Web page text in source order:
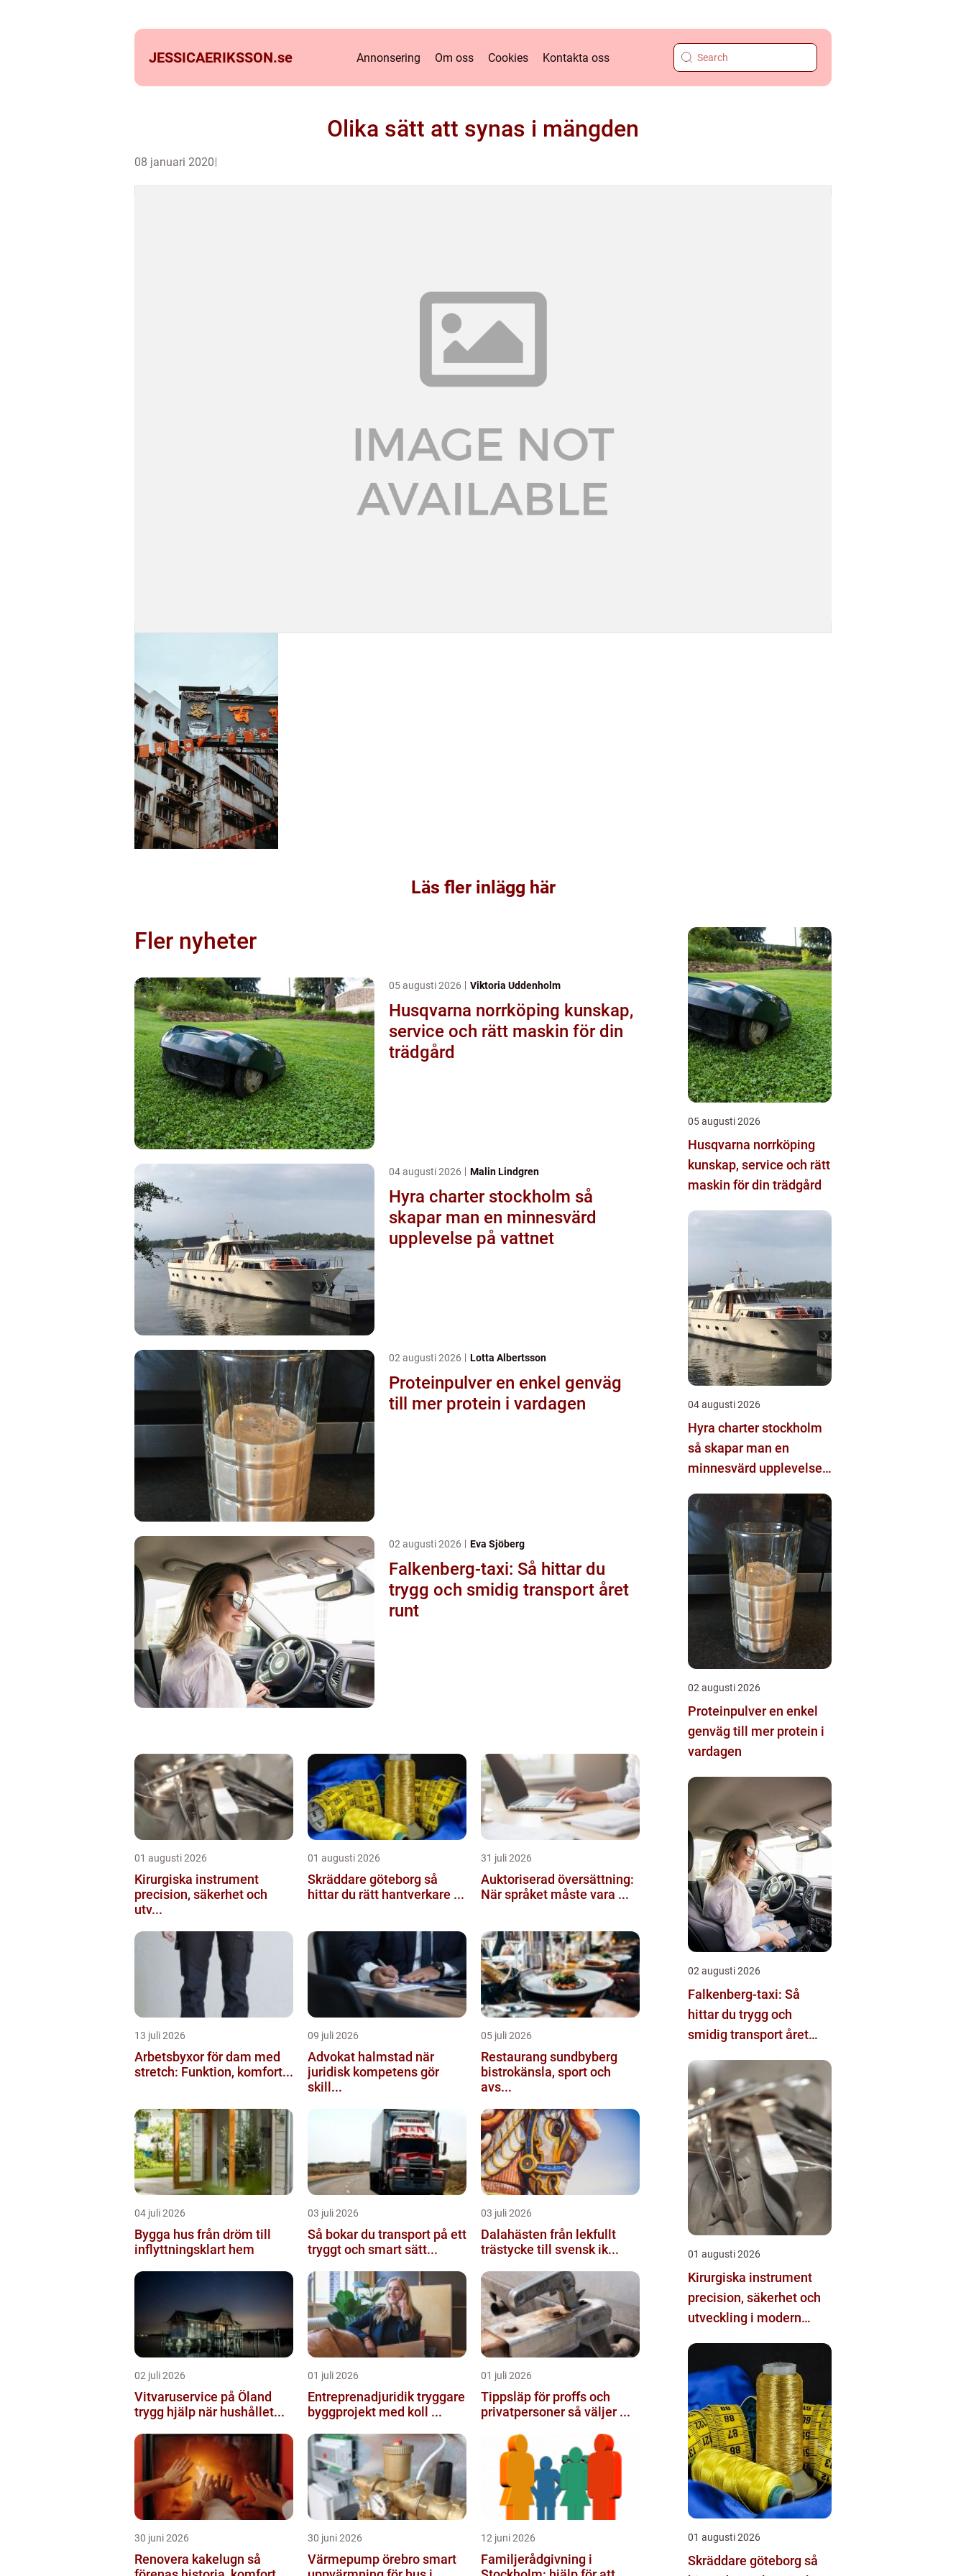
JESSICAERIKSSON.se Annonsering Om oss Cookies Kontakta oss
Olika sätt att synas i mängden
08 januari 2020
Läs fler inlägg här
Fler nyheter
05 augusti 2026 Viktoria Uddenholm
Husqvarna norrköping kunskap,
service och rätt maskin för din
trädgård
04 augusti 2026 Malin Lindgren
Hyra charter stockholm så
skapar man en minnesvärd
upplevelse på vattnet
02 augusti 2026 Lotta Albertsson
Proteinpulver en enkel genväg
till mer protein i vardagen
02 augusti 2026 Eva Sjöberg
Falkenberg-taxi: Så hittar du
trygg och smidig transport året
runt
01 augusti 2026
Kirurgiska instrument
precision, säkerhet och
utv...
01 augusti 2026
Skräddare göteborg så
hittar du rätt hantverkare ...
31 juli 2026
Auktoriserad översättning:
När språket måste vara ...
13 juli 2026
Arbetsbyxor för dam med
stretch: Funktion, komfort...
09 juli 2026
Advokat halmstad när
juridisk kompetens gör
skill...
05 juli 2026
Restaurang sundbyberg
bistrokänsla, sport och
avs...
04 juli 2026
Bygga hus från dröm till
inflyttningsklart hem
03 juli 2026
Så bokar du transport på ett
tryggt och smart sätt...
03 juli 2026
Dalahästen från lekfullt
trästycke till svensk ik...
02 juli 2026
Vitvaruservice på Öland
trygg hjälp när hushållet...
01 juli 2026
Entreprenadjuridik tryggare
byggprojekt med koll ...
01 juli 2026
Tippsläp för proffs och
privatpersoner så väljer ...
30 juni 2026
Renovera kakelugn så
30 juni 2026
Värmepump örebro smart
12 juni 2026
Familjerådgivning i
05 augusti 2026
Husqvarna norrköping
kunskap, service och rätt
maskin för din trädgård
04 augusti 2026
Hyra charter stockholm
så skapar man en
minnesvärd upplevelse
02 augusti 2026
Proteinpulver en enkel
genväg till mer protein i
vardagen
02 augusti 2026
Falkenberg-taxi: Så
hittar du trygg och
smidig transport året
01 augusti 2026
Kirurgiska instrument
precision, säkerhet och
utveckling i modern
01 augusti 2026
Skräddare göteborg så